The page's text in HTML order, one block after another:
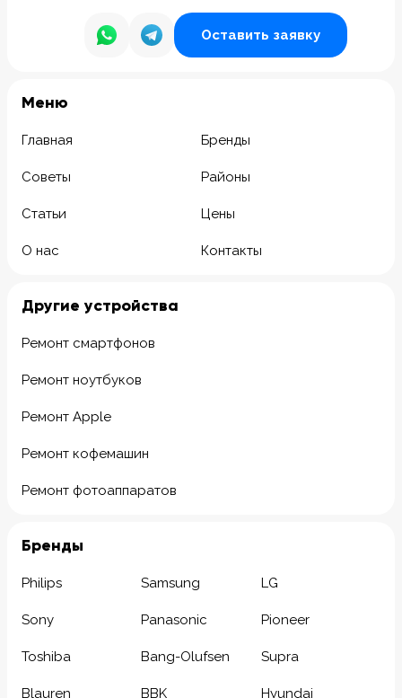
Оставить заявку
Meню
Главная Бренды
Советы Районы
Статьи Цены
О нас Контакты
Другие устройства
Ремонт смартфонов
Ремонт ноутбуков
Ремонт Apple
Ремонт кофемашин
Ремонт фотоаппаратов
Бренды
Philips Samsung LG
Sony Panasonic Pioneer
Toshiba Bang-Olufsen Supra
Blauren BBK Hyundai